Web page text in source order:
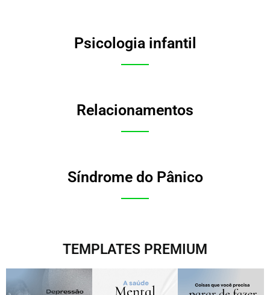
Psicologia infantil
Relacionamentos
Síndrome do Pânico
TEMPLATES PREMIUM